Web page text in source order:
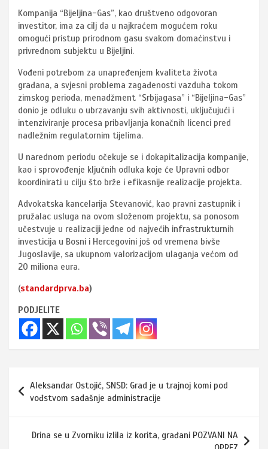
Kompanija “Bijeljina-Gas”, kao društveno odgovoran
investitor, ima za cilj da u najkraćem mogućem roku
omogući pristup prirodnom gasu svakom domaćinstvu i
privrednom subjektu u Bijeljini.
Vođeni potrebom za unapređenjem kvaliteta života
građana, a svjesni problema zagađenosti vazduha tokom
zimskog perioda, menadžment “Srbijagasa” i “Bijeljina-Gas”
donio je odluku o ubrzavanju svih aktivnosti, uključujući i
intenziviranje procesa pribavljanja konačnih licenci pred
nadležnim regulatornim tijelima.
U narednom periodu očekuje se i dokapitalizacija kompanije,
kao i sprovođenje ključnih odluka koje će Upravni odbor
koordinirati u cilju što brže i efikasnije realizacije projekta.
Advokatska kancelarija Stevanović, kao pravni zastupnik i
pružalac usluga na ovom složenom projektu, sa ponosom
učestvuje u realizaciji jedne od najvećih infrastrukturnih
investicija u Bosni i Hercegovini još od vremena bivše
Jugoslavije, sa ukupnom valorizacijom ulaganja većom od
20 miliona eura.
(standardprva.ba)
PODJELITE
Navigacija
članaka
Aleksandar Ostojić, SNSD: Grad je u trajnoj komi pod
vođstvom sadašnje administracije
Drina se u Zvorniku izlila iz korita, građani POZVANI NA